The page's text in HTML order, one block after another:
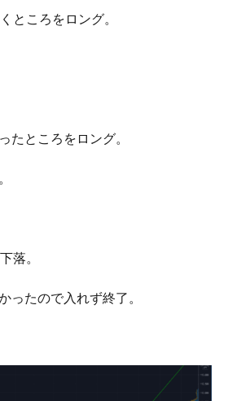
ところをロング。
たところをロング。
落。
ったので入れず終了。